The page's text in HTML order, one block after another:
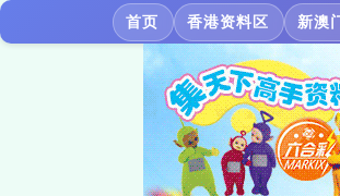
首页 香港资料区 新澳